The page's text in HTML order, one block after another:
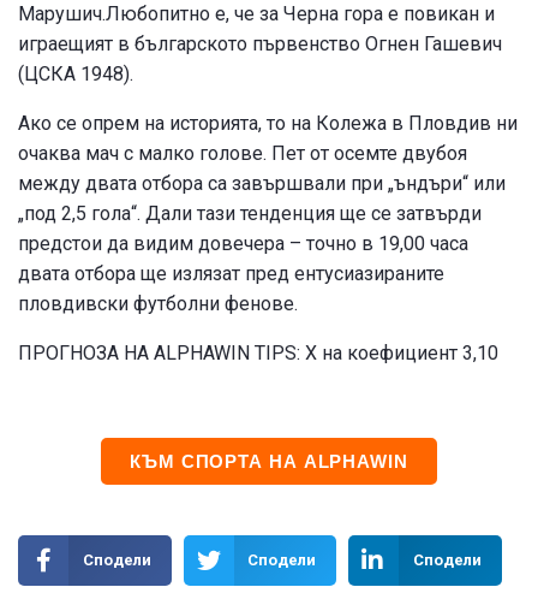
Марушич.Любопитно е, че за Черна гора е повикан и
играещият в българското първенство Огнен Гашевич
(ЦСКА 1948).
Ако се опрем на историята, то на Колежа в Пловдив ни
очаква мач с малко голове. Пет от осемте двубоя
между двата отбора са завършвали при „ъндъри“ или
„под 2,5 гола“. Дали тази тенденция ще се затвърди
предстои да видим довечера – точно в 19,00 часа
двата отбора ще излязат пред ентусиазираните
пловдивски футболни фенове.
ПРОГНОЗА НА ALPHAWIN TIPS: X на коефициент 3,10
КЪМ СПОРТА НА ALPHAWIN
Сподели Сподели Сподели